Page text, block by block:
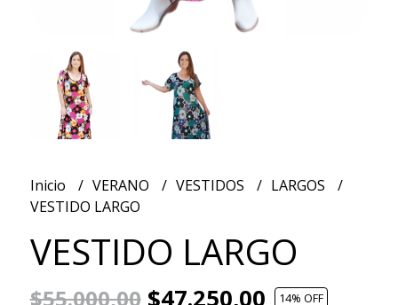
Inicio VERANO VESTIDOS
LARGOS
VESTIDO LARGO
VESTIDO LARGO
$55.000,00$47.250,00 14% OFF